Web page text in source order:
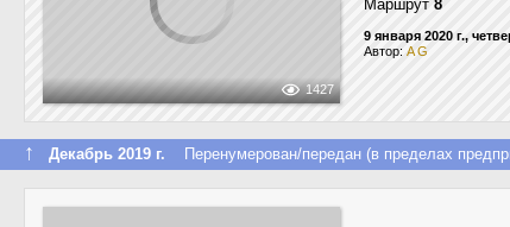
1427
Маршрут 8
9 января 2020 г.,
Автор: A G
↑ Декабрь 2019 г. Перенумерован/передан (в пределах